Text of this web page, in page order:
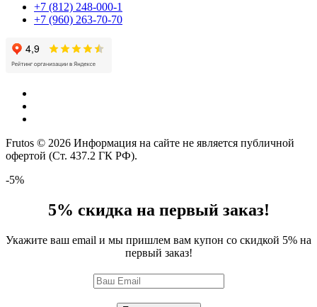
+7 (812) 248-000-1
+7 (960) 263-70-70
Frutos © 2026 Информация на сайте не является публичной
офертой (Ст. 437.2 ГК РФ).
-5%
5% скидка на первый заказ!
Укажите ваш email и мы пришлем вам купон со скидкой 5% на
первый заказ!